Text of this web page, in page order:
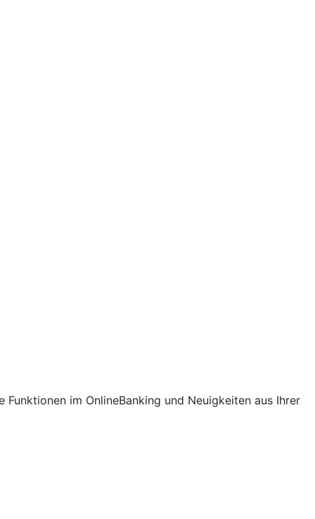
im OnlineBanking und Neuigkeiten aus Ihrer